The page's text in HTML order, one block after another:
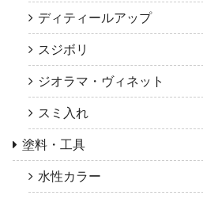
ディティールアップ
スジボリ
ジオラマ・ヴィネット
スミ入れ
塗料・工具
水性カラー